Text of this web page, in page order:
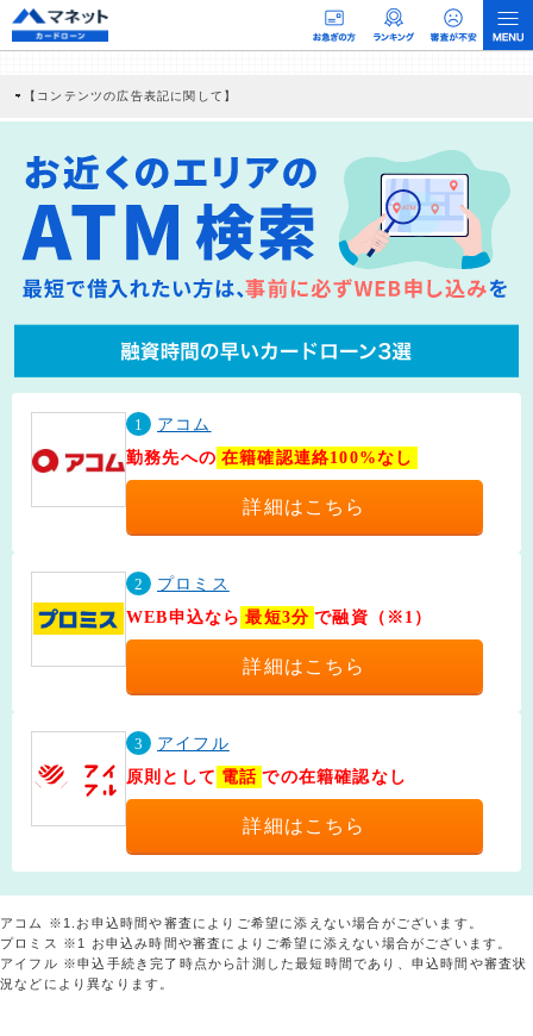
【コンテンツの広告表記に関して】
社に対して企業から紹介報酬が支払われるという収益モデルです。 ただし、特定の
商品を根拠なくPRするものではなく、当編集部の調査／ユーザーへの口コミ収集な
どに基づき、公平性を担保した情報提供を行っています。
>提携企業一覧
1
アコム
勤務先への 在籍確認連絡100%なし
詳細はこちら
2
プロミス
WEB申込なら 最短3分 で融資（※1）
詳細はこちら
3
アイフル
原則として 電話 での在籍確認なし
詳細はこちら
アコム ※1.お申込時間や審査によりご希望に添えない場合がございます。
プロミス ※1 お申込み時間や審査によりご希望に添えない場合がございます。
アイフル ※申込手続き完了時点から計測した最短時間であり、申込時間や審査状
況などにより異なります。